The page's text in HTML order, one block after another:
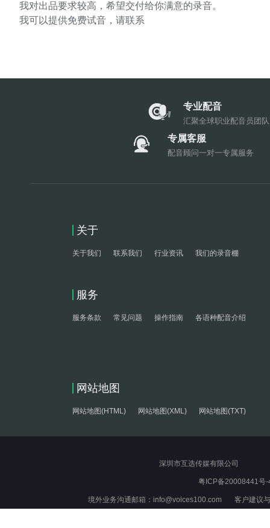
我对出品要求较高，希望交付给你满意的录音。
我可以提供免费试音，请联系
专业配音
汇聚全球职业配音员团队
专属客服
配音顾问一对一专属服务
关于
关于我们 联系我们 行业资讯 我们的录音棚
服务
服务条款 常见问题 操作指南 各语种配音介绍
网站地图
网站地图(HTML) 网站地图(XML) 网站地图(TXT)
深圳市互选传媒有限公司
粤ICP备20008441号-
境外业务沟通邮箱：info@voices100.com 客户建议